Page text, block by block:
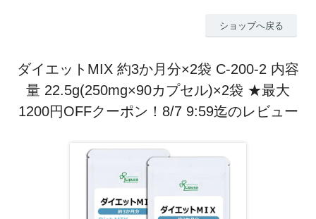
ショップへ戻る
ダイエットMIX 約3か月分×2袋 C-200-2 内容
量 22.5g(250mg×90カプセル)×2袋 ★最大
1200円OFFクーポン！8/7 9:59迄のレビュー